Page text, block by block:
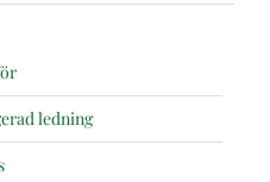
ledning